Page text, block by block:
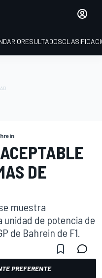
RESULTADOS
DE
muestra
unidad de potencia de
de Bahrein de F1.
PREFERENTE